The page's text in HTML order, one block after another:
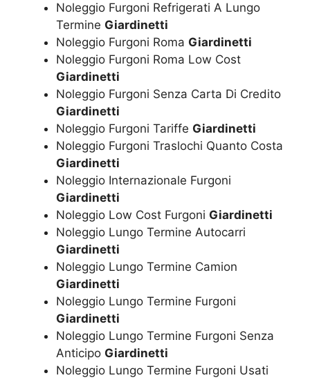
Noleggio Furgoni Refrigerati A Lungo
Termine Giardinetti
Noleggio Furgoni Roma Giardinetti
Noleggio Furgoni Roma Low Cost
Giardinetti
Noleggio Furgoni Senza Carta Di Credito
Giardinetti
Noleggio Furgoni Tariffe Giardinetti
Noleggio Furgoni Traslochi Quanto Costa
Giardinetti
Noleggio Internazionale Furgoni
Giardinetti
Noleggio Low Cost Furgoni Giardinetti
Noleggio Lungo Termine Autocarri
Giardinetti
Noleggio Lungo Termine Camion
Giardinetti
Noleggio Lungo Termine Furgoni
Giardinetti
Noleggio Lungo Termine Furgoni Senza
Anticipo Giardinetti
Noleggio Lungo Termine Furgoni Usati